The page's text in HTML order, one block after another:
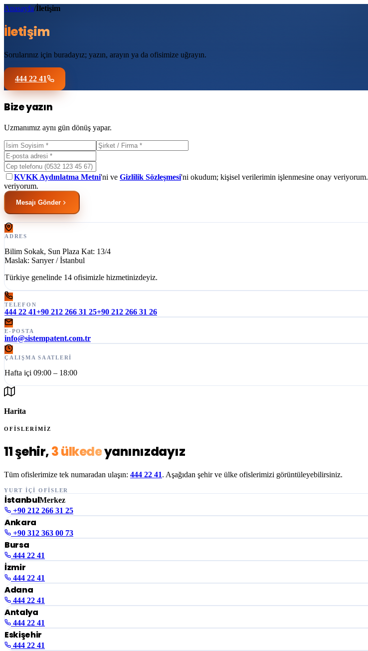
Anasayfa/İletişim
İletişim
Sorularınız için buradayız; yazın, arayın ya da ofisimize uğrayın.
444 22 41
Bize yazın
Uzmanımız aynı gün dönüş yapar.
KVKK Aydınlatma Metni'ni ve Gizlilik Sözleşmesi'ni okudum; kişisel verilerimin işlenmesine onay veriyorum.
veriyorum.
Mesajı Gönder
ADRES
Bilim Sokak, Sun Plaza Kat: 13/4
Maslak: Sarıyer / İstanbul
Türkiye genelinde 14 ofisimizle hizmetinizdeyiz.
TELEFON
444 22 41+90 212 266 31 25+90 212 266 31 26
E-POSTA
info@sistempatent.com.tr
ÇALIŞMA SAATLERI
Hafta içi 09:00 – 18:00
Harita
OFİSLERİMİZ
11 şehir,3 ülkedeyanınızdayız
Tüm ofislerimize tek numaradan ulaşın: 444 22 41. Aşağıdan şehir ve ülke ofislerimizi görüntüleyebilirsiniz.
YURT İÇİ OFİSLER
İstanbulMerkez
+90 212 266 31 25
Ankara
+90 312 363 00 73
Bursa
444 22 41
İzmir
444 22 41
Adana
444 22 41
Antalya
444 22 41
Eskişehir
444 22 41